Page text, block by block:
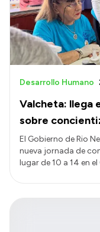
Valcheta: llega
sobre
Desarrollo Humano
El Gobierno de Rio
nueva jornada de
lugar de 10 a 14 en